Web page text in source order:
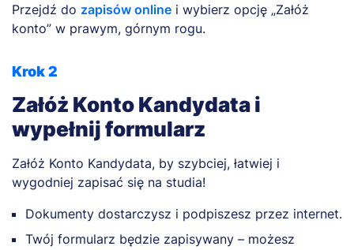
Przejdź do zapisów online i wybierz opcję „Załóż
konto” w prawym, górnym rogu.
Krok 2
Załóż Konto Kandydata i
wypełnij formularz
Załóż Konto Kandydata, by szybciej, łatwiej i
wygodniej zapisać się na studia!
Dokumenty dostarczysz i podpiszesz przez internet.
Twój formularz będzie zapisywany – możesz